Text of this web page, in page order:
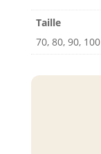
Taille
70, 80, 90, 100